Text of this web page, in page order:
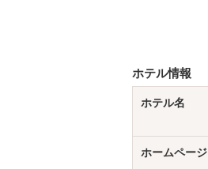
ホテル情報
ホテル名
ホームページ